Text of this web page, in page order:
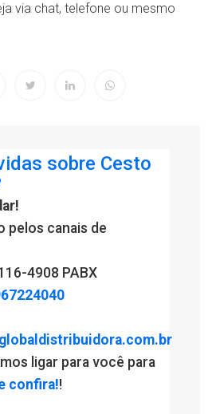
via chat, telefone ou mesmo
sobre Cesto
pelos canais de
4908 PABX
ligar para você para
confira!!